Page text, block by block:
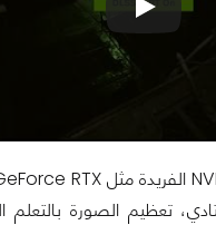
تعظيم الصورة بالتعلم